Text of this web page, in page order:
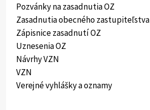
Pozvánky na zasadnutia OZ
Zasadnutia obecného zastupiteľstva
Zápisnice zasadnutí OZ
Uznesenia OZ
Návrhy VZN
VZN
Verejné vyhlášky a oznamy